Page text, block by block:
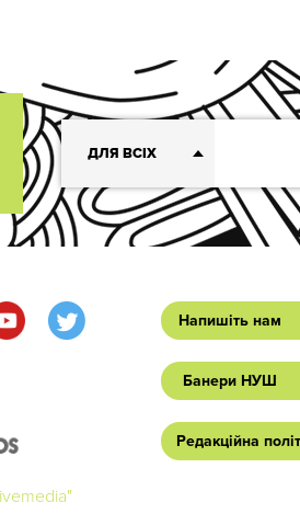
ДЛЯ ВСІХ
Напишіть нам
Банери НУШ
Редакційна